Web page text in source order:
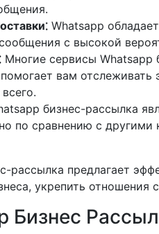
Whatsapp
с высокой
Многие сервисы Whatsapp
вам
бизнес-рассылка
по сравнению с
рассылка предлагает
укрепить отношения
Бизнес